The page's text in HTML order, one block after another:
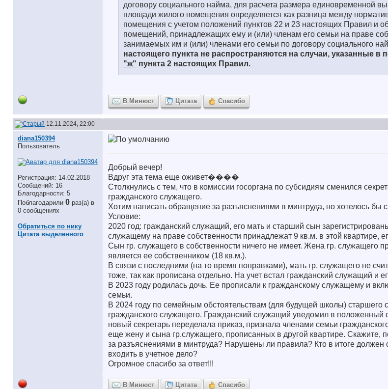
договору социального найма, для расчета размера единовременной
площади жилого помещения определяется как разница между
помещения с учетом положений пунктов 22 и 23 настоящих Правил и
помещений, принадлежащих ему и (или) членам его семьи на праве
занимаемых им и (или) членами его семьи по договору социального
настоящего пункта не распространяются на случаи, указанные в
"ж" пункта 2 настоящих Правил.
В Минюст Цитата Спасибо
12.11.2024, 22:00
diana150394
Пользователь
Регистрация: 14.02.2018
Сообщений: 16
Благодарности: 5
Поблагодарили 0 раз(а) в
0 сообщениях
Обратиться по нику
Цитата выделенного
Добрый вечер!
Вдруг эта тема еще оживет����
Столкнулись с тем, что в комиссии госоргана по субсидиям сменился
гражданского служащего.
Хотим написать обращение за разъяснениями в минтруда, но хотелось бы
Условие:
2020 год: гражданский служащий, его мать и старший сын
служащему на праве собственности принадлежат 9 кв.м. в этой квартире,
Сын гр. служащего в собственности ничего не имеет. Жена гр. служащего
является ее собственником (18 кв.м.).
В связи с последними (на то время поправками), мать гр. служащего не
тоже, так как прописана отдельно. На учет встал гражданский служащий и
В 2023 году родилась дочь. Ее прописали к гражданскому служащему и
семьи.
В 2024 году по семейным обстоятельствам (для будущей школы) старшего
гражданского служащего. Гражданский служащий уведомил в положенный
новый секретарь переделала приказ, признала членами семьи
еще жену и сына гр.служащего, прописанных в другой квартире. Скажите,
за разъяснениями в минтруда? Нарушены ли правила? Кто в итоге должен
входить в учетное дело?
Огромное спасибо за ответ!!!
В Минюст Цитата Спасибо